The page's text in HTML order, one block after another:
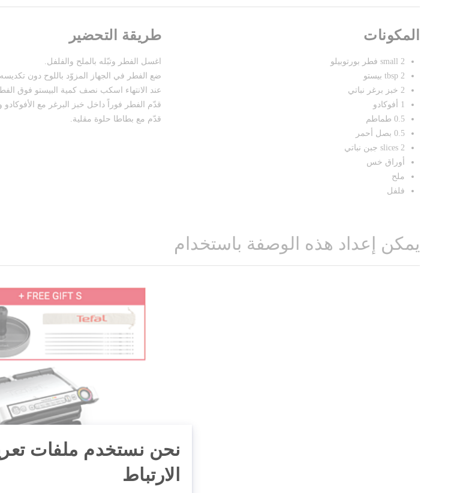
المكونات
2 small فطر بورتوبيلو
2 tbsp بيستو
2 خبز برغر نباتي
1 أفوكادو
0.5 طماطم
0.5 بصل أحمر
2 slices جبن نباتي
أوراق خس
ملح
فلفل
طريقة التحضير
اغسل الفطر وتبّله بالملح والفلفل.
ضع الفطر في الجهاز المزوّد باللوح دون تكديسه
عند الانتهاء اسكب نصف كمية البيستو فوق
قدّم الفطر فوراً داخل خبز البرغر مع
قدّم مع بطاطا حلوة مقلية.
يمكن إعداد هذه الوصفة باستخدام
نحن نستخدم ملفات
الارتباط